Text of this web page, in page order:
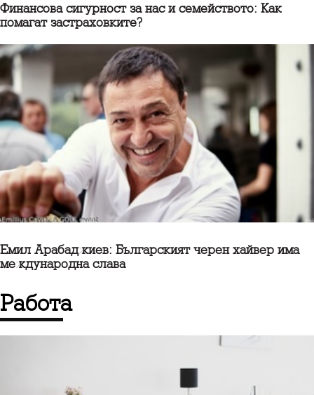
Финансова сигурност за нас и семейството: Как
помагат застраховките?
Емил Арабаджиев: Българският черен хайвер има
международна слава
работа